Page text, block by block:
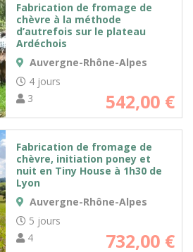
Fabrication de fromage de
chèvre à la méthode
d’autrefois sur le plateau
Ardéchois
Auvergne-Rhône-Alpes
4 jours
3
542,00 €
Fabrication de fromage de
chèvre, initiation poney et
nuit en Tiny House à 1h30 de
Lyon
Auvergne-Rhône-Alpes
5 jours
4
732,00 €